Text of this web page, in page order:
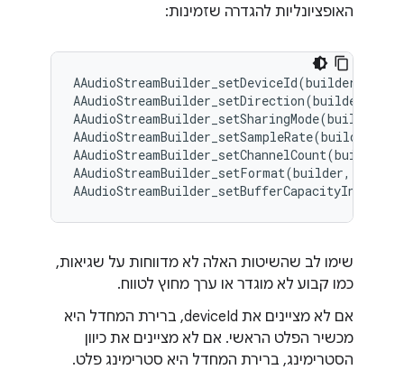
האופציונליות להגדרה שזמינות:
AAudioStreamBuilder_setDeviceId(builder,
AAudioStreamBuilder_setDirection(builder,
AAudioStreamBuilder_setSharingMode(builder,
AAudioStreamBuilder_setSampleRate(builder,
AAudioStreamBuilder_setChannelCount(builder,
AAudioStreamBuilder_setFormat(builder,
שימו לב שהשיטות האלה לא מדווחות על שגיאות,
כמו קבוע לא מוגדר או ערך מחוץ לטווח.
אם לא מציינים את deviceId, ברירת המחדל היא
מכשיר הפלט הראשי. אם לא מציינים את כיוון
הסטרימינג, ברירת המחדל היא סטרימינג פלט.